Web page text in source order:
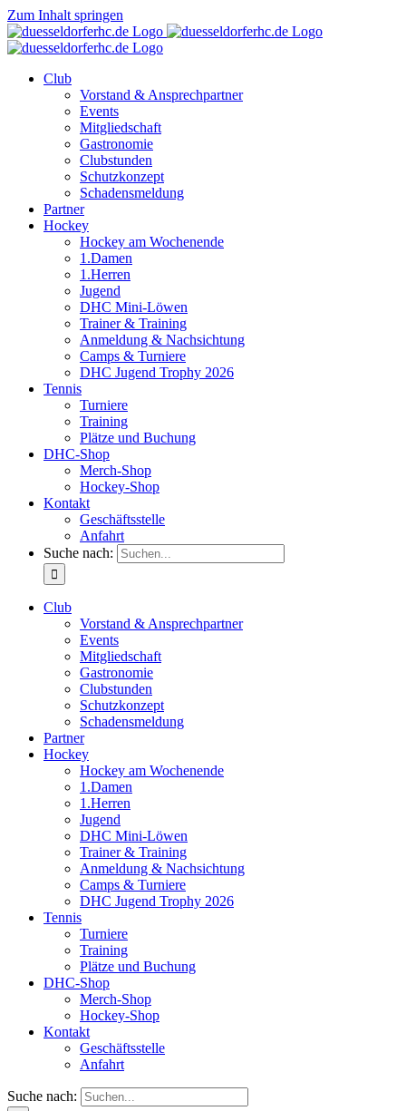
Zum Inhalt springen
Club
Vorstand & Ansprechpartner
Events
Mitgliedschaft
Gastronomie
Clubstunden
Schutzkonzept
Schadensmeldung
Partner
Hockey
Hockey am Wochenende
1.Damen
1.Herren
Jugend
DHC Mini-Löwen
Trainer & Training
Anmeldung & Nachsichtung
Camps & Turniere
DHC Jugend Trophy 2026
Tennis
Turniere
Training
Plätze und Buchung
DHC-Shop
Merch-Shop
Hockey-Shop
Kontakt
Geschäftsstelle
Anfahrt
Suche nach:
Club
Vorstand & Ansprechpartner
Events
Mitgliedschaft
Gastronomie
Clubstunden
Schutzkonzept
Schadensmeldung
Partner
Hockey
Hockey am Wochenende
1.Damen
1.Herren
Jugend
DHC Mini-Löwen
Trainer & Training
Anmeldung & Nachsichtung
Camps & Turniere
DHC Jugend Trophy 2026
Tennis
Turniere
Training
Plätze und Buchung
DHC-Shop
Merch-Shop
Hockey-Shop
Kontakt
Geschäftsstelle
Anfahrt
Suche nach: